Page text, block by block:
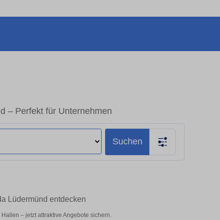
– Perfekt für Unternehmen
Suchen
Lüdermünd entdecken
– jetzt attraktive Angebote sichern.